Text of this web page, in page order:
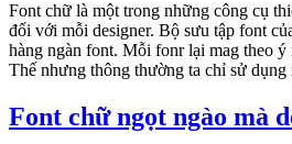
Font chữ là một trong những công cụ
đối với mỗi designer. Bộ sưu tập font
hàng ngàn font. Mỗi fonr lại mag theo ý
Thế nhưng thông thường ta chỉ sử
Font chữ ngọt ngào mà